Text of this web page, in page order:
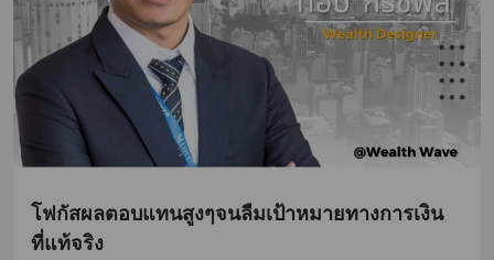
โฟกัสผลตอบแทนสูงๆจนลืมเป้าหมายทางการเงิน
ที่แท้จริง